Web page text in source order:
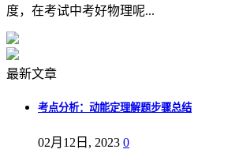
度，在考试中考好物理呢...
最新文章
考点分析：动能定理解题步骤总结
02月12日, 2023 0